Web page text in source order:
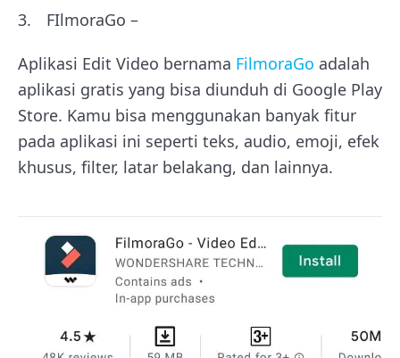
FIlmoraGo –
Aplikasi Edit Video bernama FilmoraGo adalah
aplikasi gratis yang bisa diunduh di Google Play
Store. Kamu bisa menggunakan banyak fitur
pada aplikasi ini seperti teks, audio, emoji, efek
khusus, filter, latar belakang, dan lainnya.